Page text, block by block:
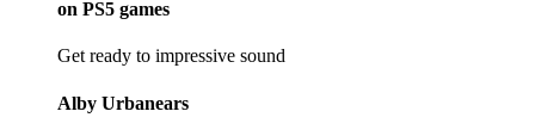
on PS5 games
Get ready to impressive sound
Alby Urbanears